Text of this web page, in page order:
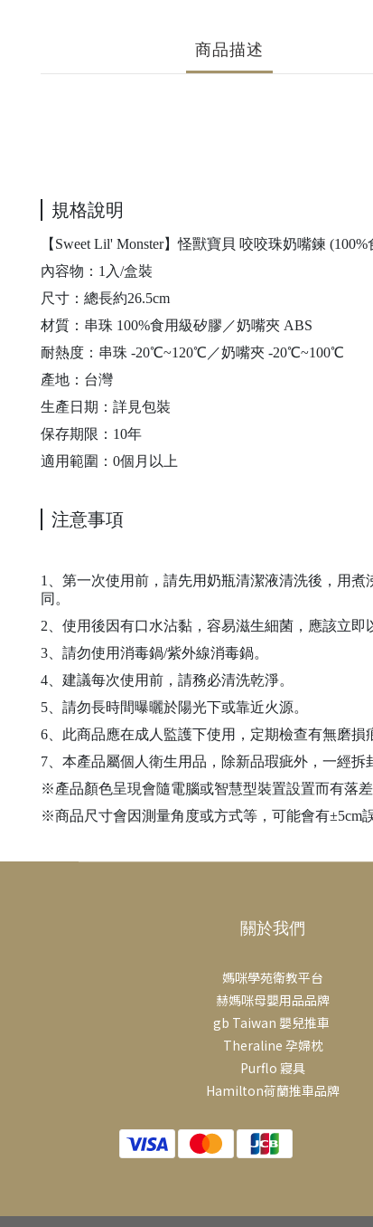
商品描述
規格說明
【Sweet Lil' Monster】怪獸寶貝 咬咬珠奶嘴鍊
內容物：1入/盒裝
尺寸：總長約26.5cm
材質：串珠 100%食用級矽膠／奶嘴夾 ABS
耐熱度：串珠 -20℃~120℃／奶嘴夾 -20℃~100℃
產地：台灣
生產日期：詳見包裝
保存期限：10年
適用範圍：0個月以上
注意事項
1、第一次使用前，請先用奶瓶清潔液清洗後，用
同。
2、使用後因有口水沾黏，容易滋生細菌，應該立即
3、請勿使用消毒鍋/紫外線消毒鍋。
4、建議每次使用前，請務必清洗乾淨。
5、請勿長時間曝曬於陽光下或靠近火源。
6、此商品應在成人監護下使用，定期檢查有無磨損
7、本產品屬個人衛生用品，除新品瑕疵外，一經拆
※產品顏色呈現會隨電腦或智慧型裝置設置而有落
※商品尺寸會因測量角度或方式等，可能會有±5cm
關於我們
媽咪學苑衛教平台
赫媽咪母嬰用品品牌
gb Taiwan 嬰兒推車
Theraline 孕婦枕
Purflo 寢具
Hamilton荷蘭推車品牌